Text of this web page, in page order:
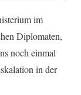
im
Diplomaten,
noch einmal
in der